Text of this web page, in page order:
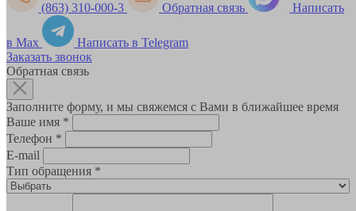
(863) 310-000-3 Обратная связь Написать
в Max
Написать в Telegram
Заказать звонок
Обратная связь
Заполните форму, и мы свяжемся с Вами в ближайшее время
Ваше имя *
Телефон *
E-mail
Тип обращения *